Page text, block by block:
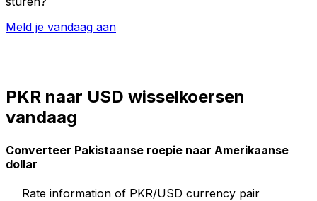
Meld je vandaag aan
PKR naar USD wisselkoersen
vandaag
Converteer Pakistaanse roepie naar Amerikaanse
dollar
Rate information of PKR/USD currency pair